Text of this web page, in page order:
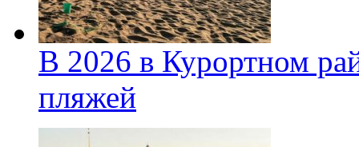
В 2026 в Курортном
пляжей